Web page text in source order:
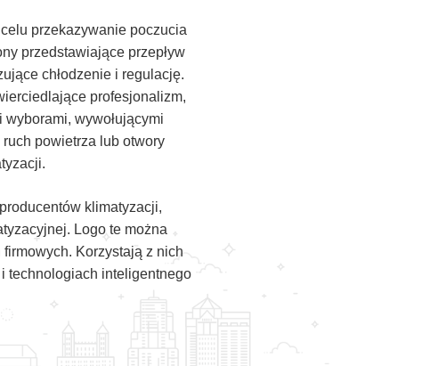
przekazywanie poczucia
przedstawiające przepływ
chłodzenie i regulację.
profesjonalizm,
wywołującymi
powietrza lub otwory
klimatyzacji,
Logo te można
Korzystają z nich
technologiach inteligentnego